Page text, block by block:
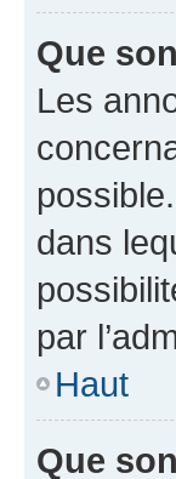
Que
Les
dans
par
Haut
Que